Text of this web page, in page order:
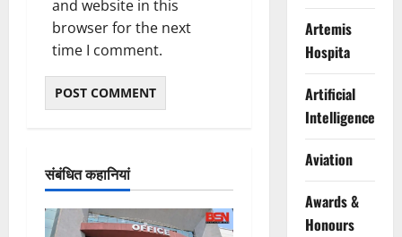
and website in this
browser for the next
time I comment.
संबंधित कहानियां
Artemis
Hospita
Artificial
Intelligence
Aviation
Awards &
Honours